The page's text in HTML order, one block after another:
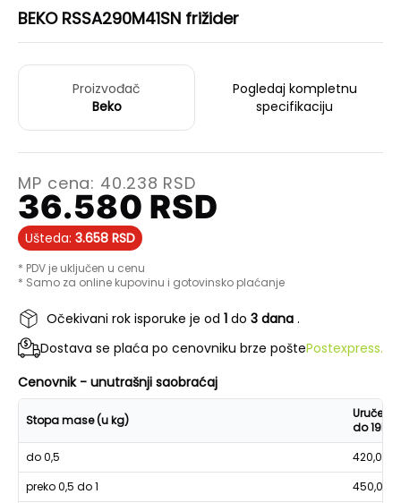
BEKO RSSA290M41SN frižider
Proizvođač
Beko
Pogledaj kompletnu
specifikaciju
MP cena: 40.238 RSD
36.580 RSD
Ušteda: 3.658 RSD
* PDV je uključen u cenu
* Samo za online kupovinu i gotovinsko plaćanje
Očekivani rok isporuke je od 1 do 3 dana .
Dostava se plaća po cenovniku brze poštePostexpress.
Cenovnik - unutrašnji saobraćaj
Stopa mase (u kg)
Uručenje
do 19h
do 0,5
420,00
preko 0,5 do 1
450,00